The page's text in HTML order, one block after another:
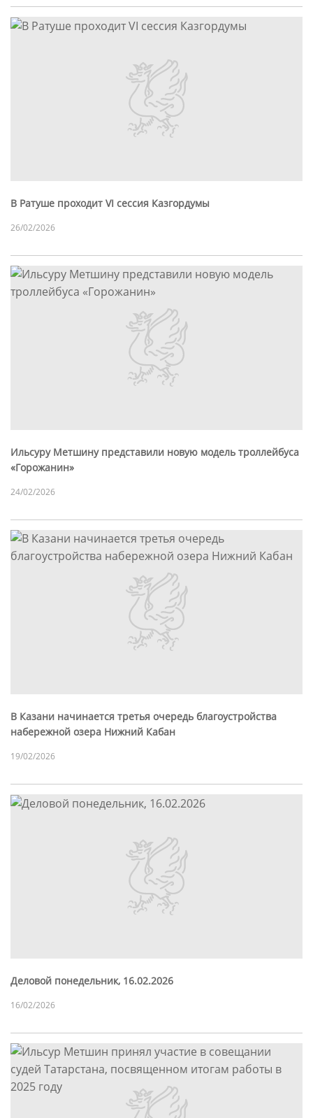
В Ратуше проходит VI сессия Казгордумы
26/02/2026
Ильсуру Метшину представили новую модель троллейбуса
«Горожанин»
24/02/2026
В Казани начинается третья очередь благоустройства
набережной озера Нижний Кабан
19/02/2026
Деловой понедельник, 16.02.2026
16/02/2026